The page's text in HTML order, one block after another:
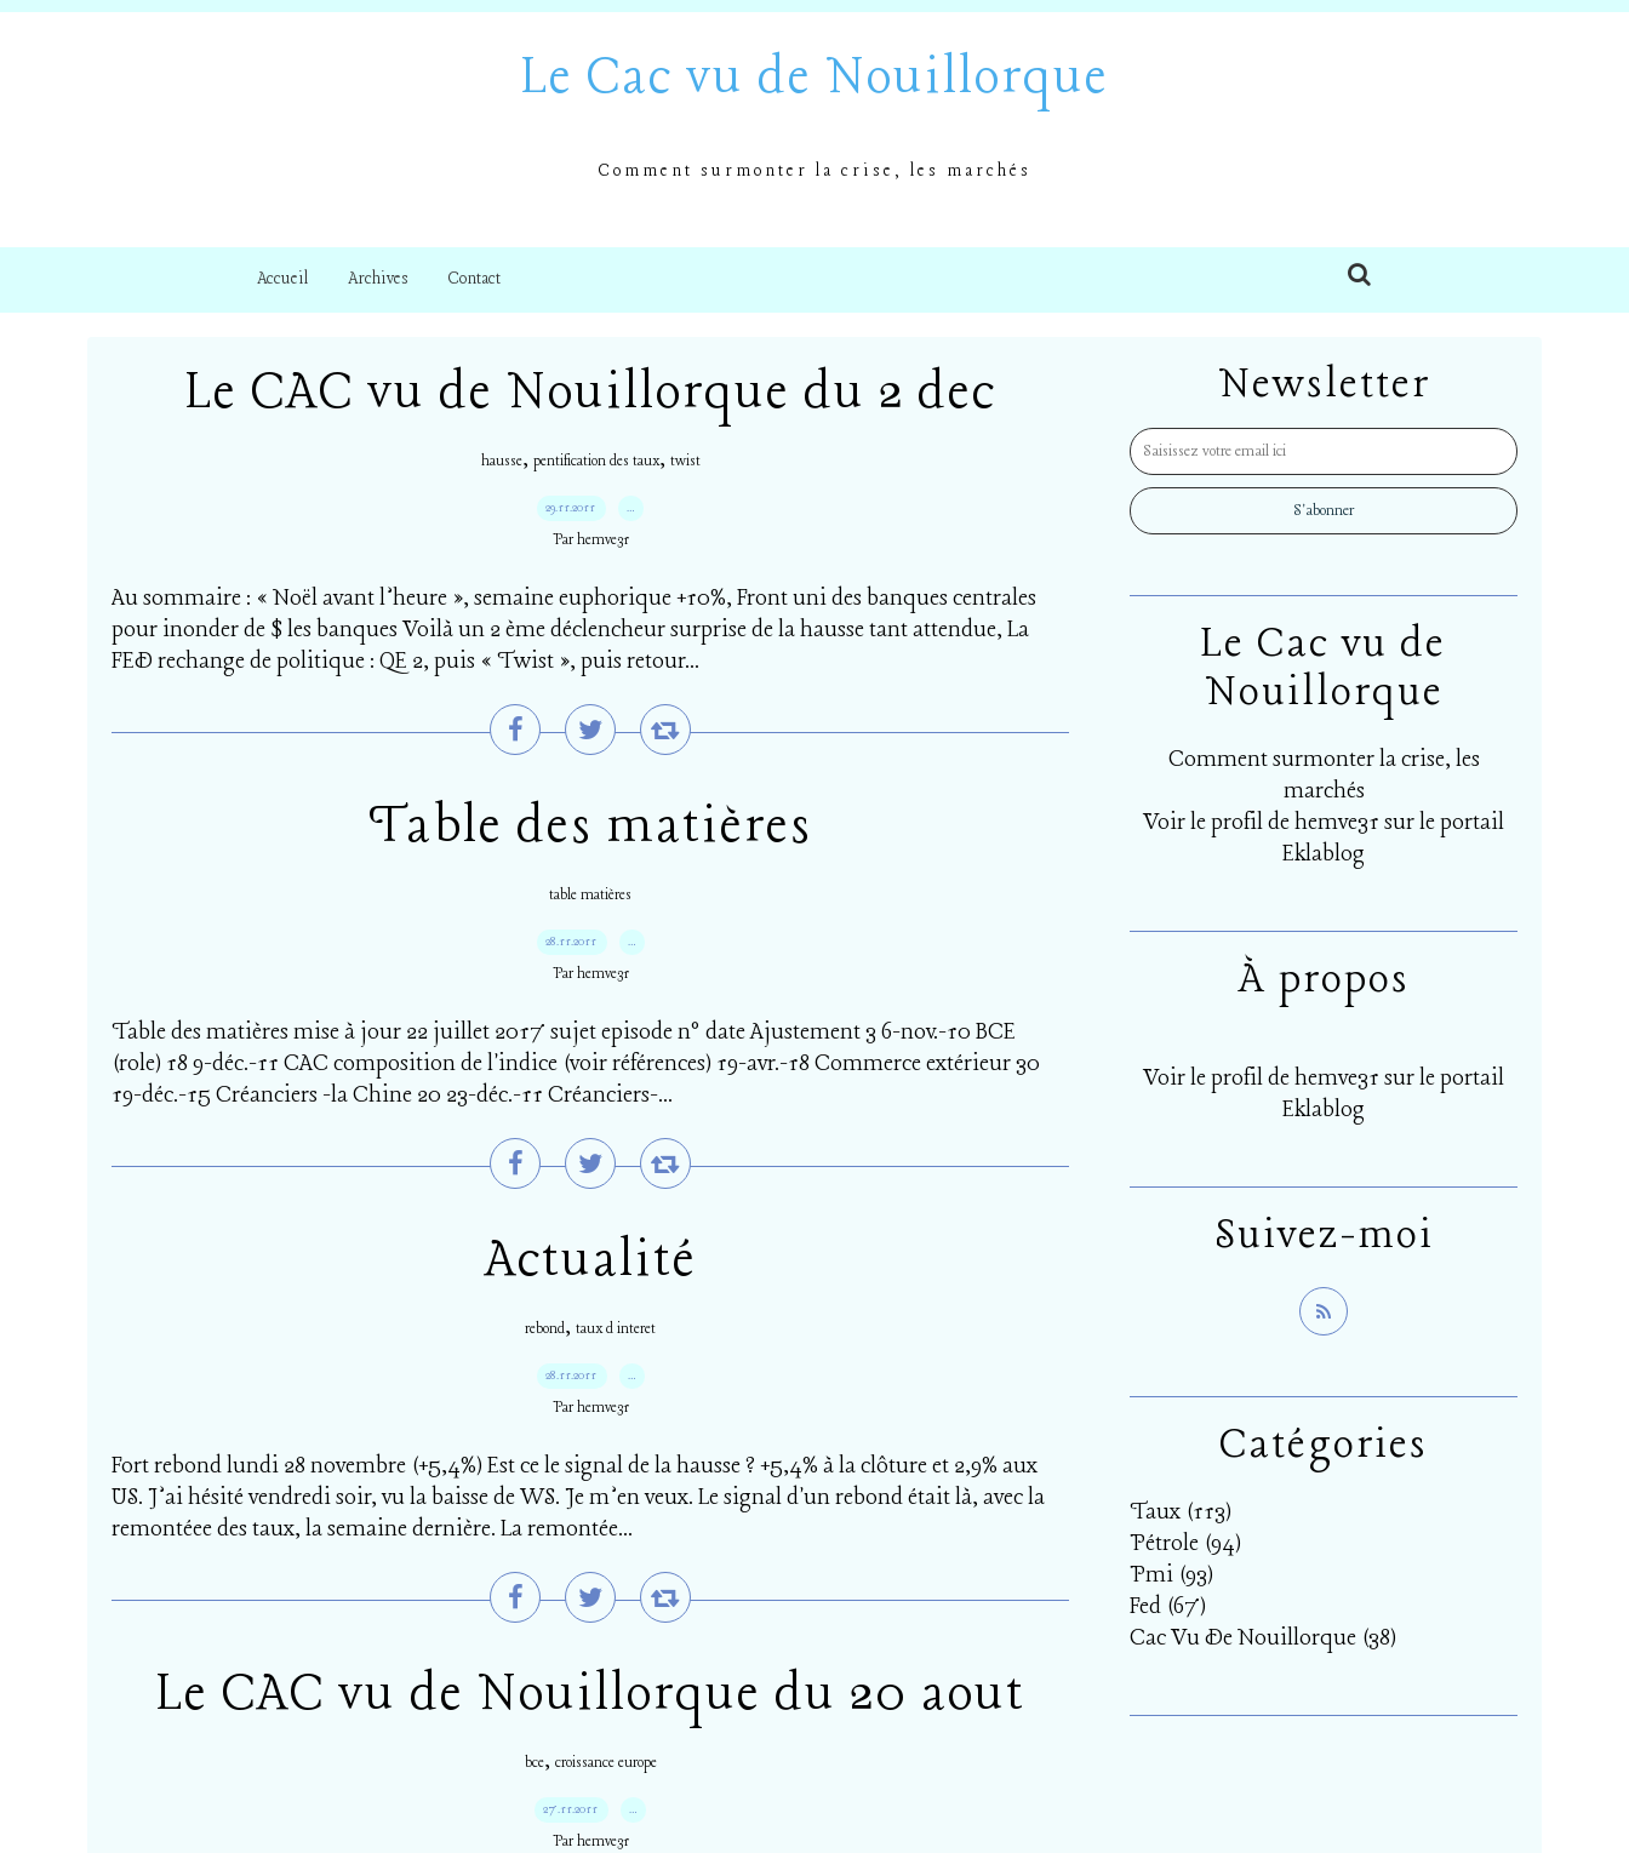
Le Cac vu de Nouillorque
Comment surmonter la crise, les marchés
Accueil Archives Contact
Le CAC vu de Nouillorque du 2 dec
hausse, pentification des taux, twist
29.11.2011 …
Par hemve31
Au sommaire : « Noël avant l’heure », semaine euphorique +10%, Front uni des banques centrales
pour inonder de $ les banques Voilà un 2 ème déclencheur surprise de la hausse tant attendue, La
FED rechange de politique : QE 2, puis « Twist », puis retour...
Table des matières
table matières
28.11.2011 …
Par hemve31
Table des matières mise à jour 22 juillet 2017 sujet episode n° date Ajustement 3 6-nov.-10 BCE
(role) 18 9-déc.-11 CAC composition de l'indice (voir références) 19-avr.-18 Commerce extérieur 30
19-déc.-15 Créanciers -la Chine 20 23-déc.-11 Créanciers-...
Actualité
rebond, taux d interet
28.11.2011 …
Par hemve31
Fort rebond lundi 28 novembre (+5,4%) Est ce le signal de la hausse ? +5,4% à la clôture et 2,9% aux
US. J’ai hésité vendredi soir, vu la baisse de WS. Je m’en veux. Le signal d'un rebond était là, avec la
remontéee des taux, la semaine dernière. La remontée...
Le CAC vu de Nouillorque du 20 aout
bce, croissance europe
27.11.2011 …
Par hemve31
Newsletter
Catégories
Taux (113)
Pétrole (94)
Pmi (93)
Fed (67)
Cac Vu De Nouillorque (38)
Le Cac vu de
Nouillorque
Comment surmonter la crise, les
marchés
Voir le profil dehemve31 sur le portail
Eklablog
Suivez-moi
À propos
Voir le profil dehemve31 sur le portail
Eklablog